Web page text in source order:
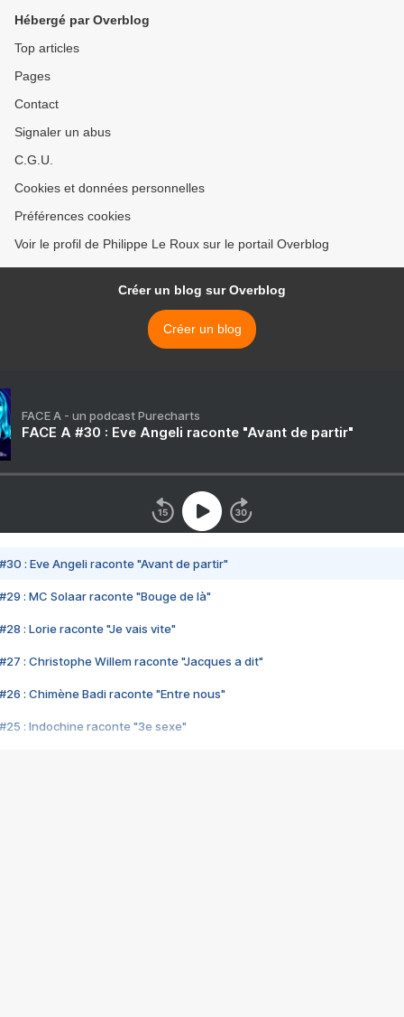
Hébergé par Overblog
Top articles
Pages
Contact
Signaler un abus
C.G.U.
Cookies et données personnelles
Préférences cookies
Voir le profil de Philippe Le Roux sur le portail Overblog
Créer un blog sur Overblog
Créer un blog
FACE A - un podcast Purecharts
FACE A #30 : Eve Angeli raconte "Avant de partir"
#30 : Eve Angeli raconte "Avant de partir"
#29 : MC Solaar raconte "Bouge de là"
#28 : Lorie raconte "Je vais vite"
#27 : Christophe Willem raconte "Jacques a dit"
#26 : Chimène Badi raconte "Entre nous"
#25 : Indochine raconte "3e sexe"